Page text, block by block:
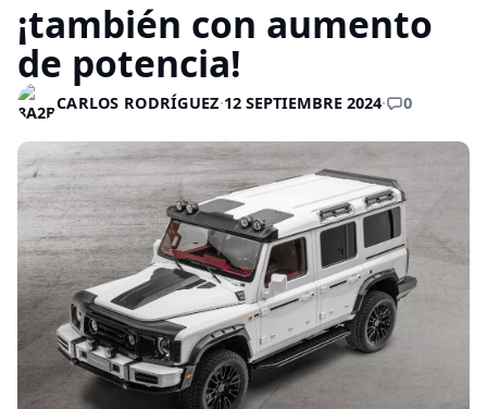
¡también con aumento
de potencia!
CARLOS RODRÍGUEZ·12 SEPTIEMBRE 2024· 0